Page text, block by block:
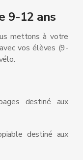
9-12 ans
mettons à votre
vos élèves (9-
destiné aux
destiné aux